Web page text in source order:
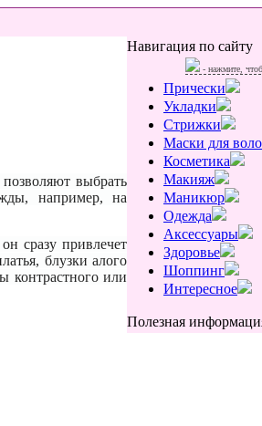
выбрать
например, на
сразу привлечет
блузки алого
контрастного или
Навигация по сайту
- нажмите,
Прически
Укладки
Стрижки
Маски для
Косметика
Макияж
Маникюр
Одежда
Аксессуары
Здоровье
Шоппинг
Интересное
Полезная